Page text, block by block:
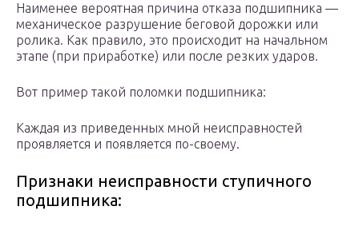
Наименее вероятная причина отказа подшипника —
механическое разрушение беговой дорожки или
ролика. Как правило, это происходит на начальном
этапе (при приработке) или после резких ударов.
Вот пример такой поломки подшипника:
Каждая из приведенных мной неисправностей
проявляется и появляется по-своему.
Признаки неисправности ступичного
подшипника: